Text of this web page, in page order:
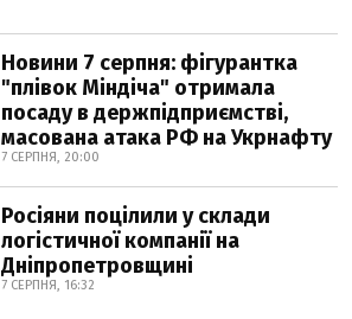
Новини 7 серпня: фігурантка
"плівок Міндіча" отримала
посаду в держпідприємстві,
масована атака РФ на Укрнафту
7 СЕРПНЯ, 20:00
Росіяни поцілили у склади
логістичної компанії на
Дніпропетровщині
7 СЕРПНЯ, 16:32